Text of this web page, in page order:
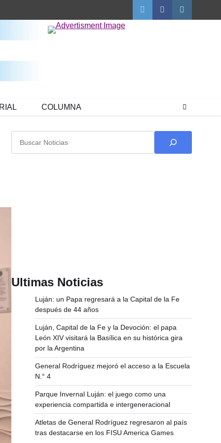
TwitterFacebookInstagram
COLUMNA
Ultimas Noticias
Luján: un Papa regresará a la Capital de la Fe
después de 44 años
Luján, Capital de la Fe y la Devoción: el papa
León XIV visitará la Basílica en su histórica gira
por la Argentina
General Rodríguez mejoró el acceso a la Escuela
N.° 4
Parque Invernal Luján: el juego como una
experiencia compartida e intergeneracional
Atletas de General Rodríguez regresaron al país
tras destacarse en los FISU America Games